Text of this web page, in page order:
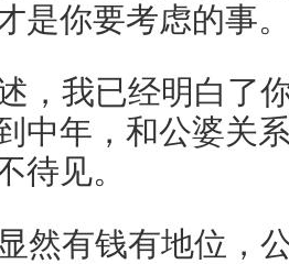
是你要考虑的事
，我已经明白了
中年，和公婆关
待见。
然有钱有地位，